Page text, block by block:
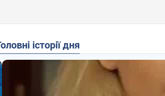
Головні історії дня